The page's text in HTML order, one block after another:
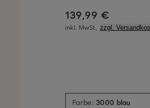
139,99 €
inkl. MwSt., zzgl.
Farbe:3000 blau